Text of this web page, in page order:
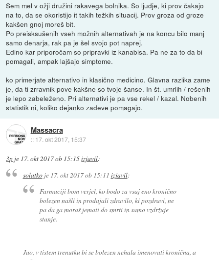
Sem mel v ožji družini rakavega bolnika. So ljudje, ki prov čakajo
na to, da se okoristijo it takih težkih situacij. Prov groza od groze
kakšen gnoj moreš bit.
Po preisksušenih vseh možnih alternativah je na koncu bilo manj
samo denarja, rak pa je šel svojo pot naprej.
Edino kar priporočam so pripravki iz kanabisa. Pa ne za to da bi
pomagali, ampak lajšajo simptome.
ko primerjate alternativo in klasično medicino. Glavna razlika zame
je, da ti zrravnik pove kakšne so tvoje šanse. In št. umrlih / rešenih
je lepo zabeleženo. Pri alternativi je pa vse rekel / kazal. Nobenih
statistik ni, koliko dejanko zadeve pomagajo.
Massacra
:: 17. okt 2017, 15:37
3p je 17. okt 2017 ob 15:15izjavil:
solatkoje 17. okt 2017 ob 15:11 izjavil:
Farmaciji bom verjel, ko bodo za vsaj eno kronično
bolezen našli in prodajali zdravilo, ki pozdravi, ne
pa da ga moraš jemati do smrti in samo vzdržuje
stanje.
Jao, v tistem trenutku bi se bolezen nehala imenovati kronična, a